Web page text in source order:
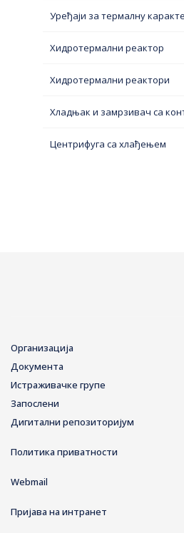
Уређаји за термалну
Хидротермални реактор
Хидротермални реактори
Хладњак и замрзивач са
Центрифуга са хлађењем
Организација
Документа
Истраживачке групе
Запослени
Дигитални репозиторијум
Политика приватности
Webmail
Пријава на интранет